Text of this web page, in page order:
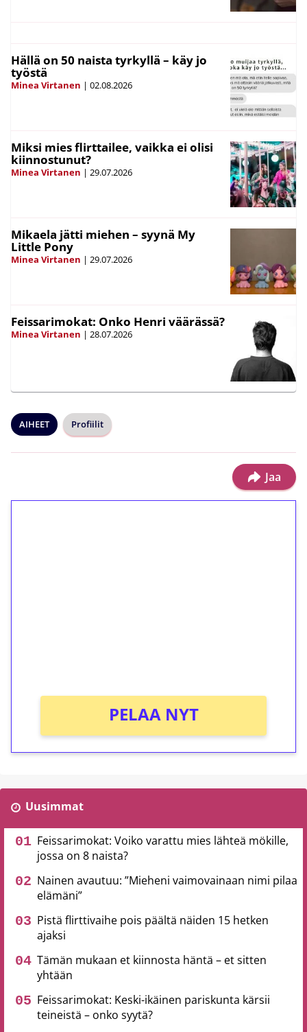
Hällä on 50 naista tyrkyllä – käy jo
työstä
Minea Virtanen | 02.08.2026
Miksi mies flirttailee, vaikka ei olisi
kiinnostunut?
Minea Virtanen | 29.07.2026
Mikaela jätti miehen – syynä My
Little Pony
Minea Virtanen | 29.07.2026
Feissarimokat: Onko Henri väärässä?
Minea Virtanen | 28.07.2026
AIHEET Profiilit
Jaa
PELAA NYT
Uusimmat
Feissarimokat: Voiko varattu mies lähteä mökille,
jossa on 8 naista?
Nainen avautuu: ”Mieheni vaimovainaan nimi pilaa
elämäni”
Pistä flirttivaihe pois päältä näiden 15 hetken
ajaksi
Tämän mukaan et kiinnosta häntä – et sitten
yhtään
Feissarimokat: Keski-ikäinen pariskunta kärsii
teineistä – onko syytä?